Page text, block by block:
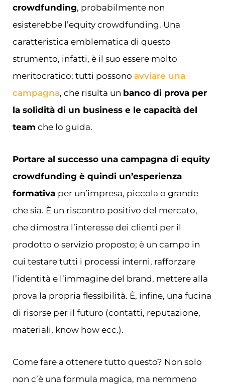
crowdfunding, probabilmente non
esisterebbe l’equity crowdfunding. Una
caratteristica emblematica di questo
strumento, infatti, è il suo essere molto
meritocratico: tutti possono avviare una
campagna, che risulta un banco di prova per
la solidità di un business e le capacità del
team che lo guida.
Portare al successo una campagna di equity
crowdfunding è quindi un’esperienza
formativa per un’impresa, piccola o grande
che sia. È un riscontro positivo del mercato,
che dimostra l’interesse dei clienti per il
prodotto o servizio proposto; è un campo in
cui testare tutti i processi interni, rafforzare
l’identità e l’immagine del brand, mettere alla
prova la propria flessibilità. È, infine, una fucina
di risorse per il futuro (contatti, reputazione,
materiali, know how ecc.).
Come fare a ottenere tutto questo? Non solo
non c’è una formula magica, ma nemmeno